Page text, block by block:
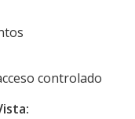
controlado